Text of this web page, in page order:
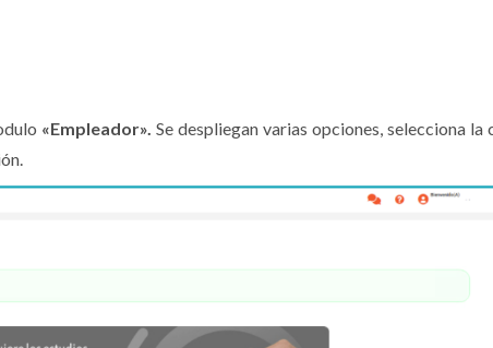
«Empleador». Se despliegan varias opciones, selecciona la